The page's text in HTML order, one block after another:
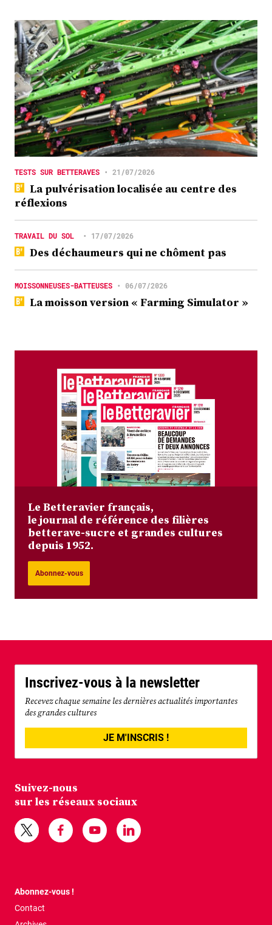
TESTS SUR BETTERAVES • 21/07/2026
La pulvérisation localisée au centre des
réflexions
TRAVAIL DU SOL • 17/07/2026
Des déchaumeurs qui ne chôment pas
MOISSONNEUSES-BATTEUSES • 06/07/2026
La moisson version « Farming Simulator »
Le Betteravier français,
le journal de référence des filières
betterave-sucre et grandes cultures
depuis 1952.
Abonnez-vous
Inscrivez-vous à la newsletter
Recevez chaque semaine les dernières actualités importantes
des grandes cultures
JE M'INSCRIS !
Suivez-nous
sur les réseaux sociaux
Abonnez-vous !
Contact